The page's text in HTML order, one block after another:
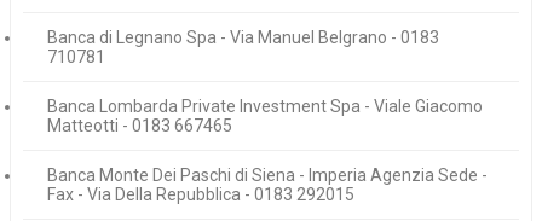
Banca di Legnano Spa - Via Manuel Belgrano - 0183
710781
Banca Lombarda Private Investment Spa - Viale Giacomo
Matteotti - 0183 667465
Banca Monte Dei Paschi di Siena - Imperia Agenzia Sede -
Fax - Via Della Repubblica - 0183 292015